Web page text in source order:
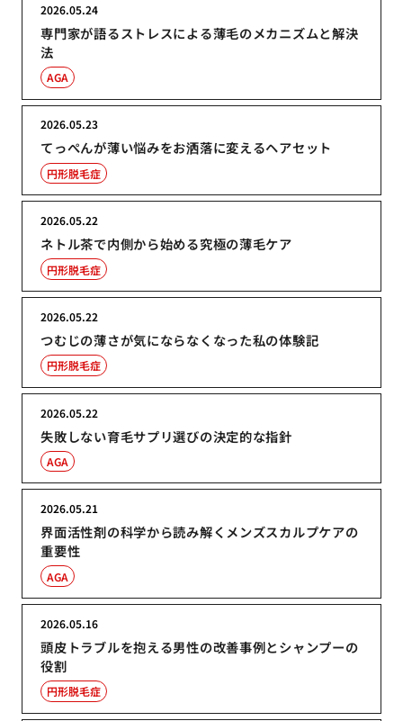
専門家が語るストレスによる薄毛のメカニズムと解決
法
2026.05.24
AGA
てっぺんが薄い悩みをお洒落に変えるヘアセット
2026.05.23
円形脱毛症
ネトル茶で内側から始める究極の薄毛ケア
2026.05.22
円形脱毛症
つむじの薄さが気にならなくなった私の体験記
2026.05.22
円形脱毛症
失敗しない育毛サプリ選びの決定的な指針
2026.05.22
AGA
界面活性剤の科学から読み解くメンズスカルプケアの
重要性
2026.05.21
AGA
頭皮トラブルを抱える男性の改善事例とシャンプーの
役割
2026.05.16
円形脱毛症